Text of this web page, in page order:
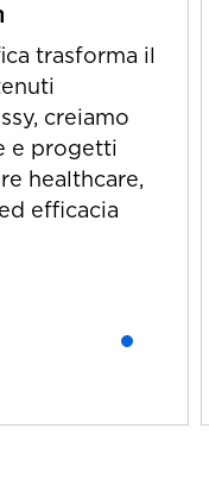
trasforma il
creiamo
e progetti
healthcare,
efficacia